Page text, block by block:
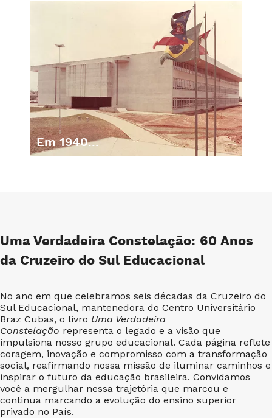
Sociedade Civil de Educação Braz Cubas para atender
administrativamente aos novos tempos. Nasce a
Faculdade de Direito, com o primeiro curso superior
autorizado na região.
1965
Uma Verdadeira Constelação: 60 Anos
da Cruzeiro do Sul Educacional
No ano em que celebramos seis décadas da Cruzeiro do
Sul Educacional, mantenedora do Centro Universitário
Braz Cubas, o livro Uma Verdadeira
Constelação representa o legado e a visão que
impulsiona nosso grupo educacional. Cada página reflete
coragem, inovação e compromisso com a transformação
social, reafirmando nossa missão de iluminar caminhos e
inspirar o futuro da educação brasileira. Convidamos
você a mergulhar nessa trajetória que marcou e
continua marcando a evolução do ensino superior
privado no País.